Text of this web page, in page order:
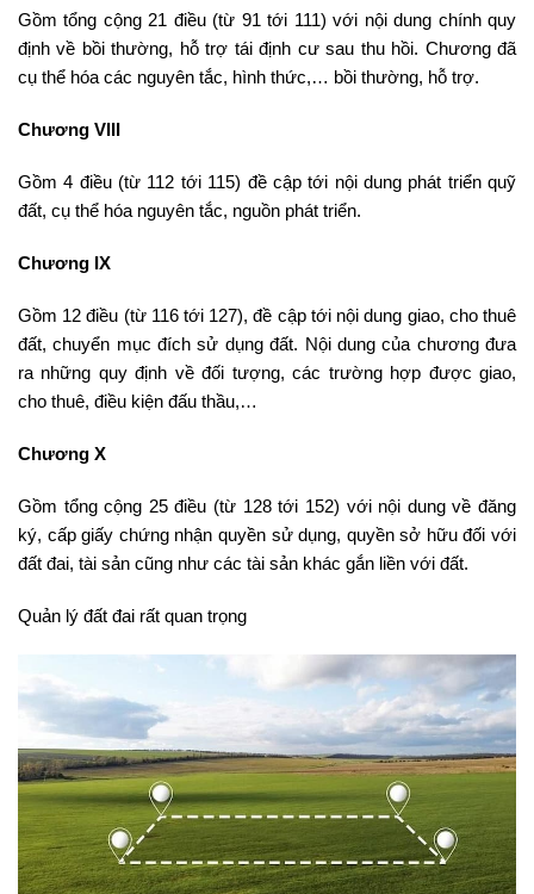
Gồm tổng cộng 21 điều (từ 91 tới 111) với nội dung chính quy
định về bồi thường, hỗ trợ tái định cư sau thu hồi. Chương đã
cụ thể hóa các nguyên tắc, hình thức,… bồi thường, hỗ trợ.
Chương VIII
Gồm 4 điều (từ 112 tới 115) đề cập tới nội dung phát triển quỹ
đất, cụ thể hóa nguyên tắc, nguồn phát triển.
Chương IX
Gồm 12 điều (từ 116 tới 127), đề cập tới nội dung giao, cho thuê
đất, chuyển mục đích sử dụng đất. Nội dung của chương đưa
ra những quy định về đối tượng, các trường hợp được giao,
cho thuê, điều kiện đấu thầu,…
Chương X
Gồm tổng cộng 25 điều (từ 128 tới 152) với nội dung về đăng
ký, cấp giấy chứng nhận quyền sử dụng, quyền sở hữu đối với
đất đai, tài sản cũng như các tài sản khác gắn liền với đất.
Quản lý đất đai rất quan trọng